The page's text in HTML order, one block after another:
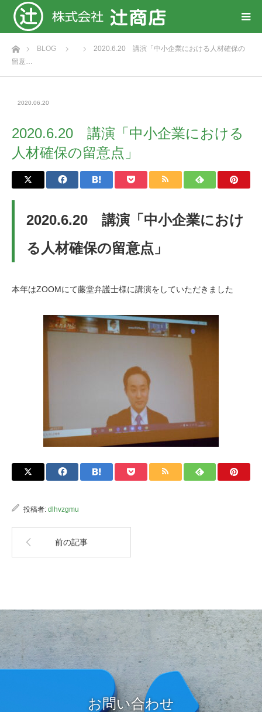
ホームBLOG
2020.6.20 講演「中小企業における人材確保の
留意…
2020.06.20
2020.6.20 講演「中小企業における
人材確保の留意点」
2020.6.20 講演「中小企業におけ
る人材確保の留意点」
本年はZOOMにて藤堂弁護士様に講演をしていただきました
投稿者: dlhvzgmu
前の記事
お問い合わせ